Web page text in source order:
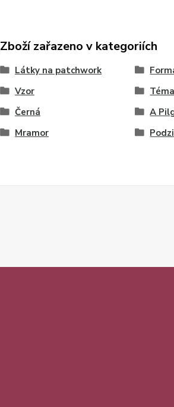
Zboží zařazeno v kategoriích
Látky na patchwork
Vzor
Téma
Černá
A
Mramor